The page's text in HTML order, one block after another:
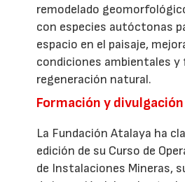
remodelado
con especies autóctonas
espacio en el paisaje,
condiciones ambientales y
regeneración natural.
Formación y
La Fundación Atalaya ha
edición de su Curso de
de Instalaciones Mineras,